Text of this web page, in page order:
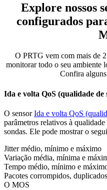
Explore nossos
configurados
O PRTG vem com mais de
monitorar todo o seu ambiente
Confira
Ida e volta QoS (qualidade de
O sensorIda e volta QoS
parâmetros relativos à
sondas. Ele pode mostrar o
Jitter médio, mínimo e máximo
Variação média, mínima e
Tempo médio, mínimo e
Pacotes corrompidos,
O MOS